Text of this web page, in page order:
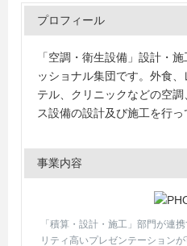
プロフィール
「空調・衛生設備」設計・
ッショナル集団です。外食
テル、クリニックなどの空
ス設備の設計及び施工を行っ
事業内容
「積算・設計・施工」部門が連
リティ高いプレゼンテーション